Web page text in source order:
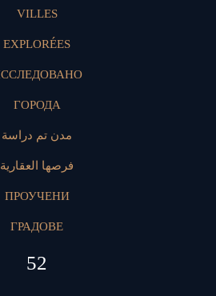
VILLES
EXPLORÉES
ГОРОДА
مدن تم دراسة
فرصها العقارية
ПРОУЧЕНИ
ГРАДОВЕ
52